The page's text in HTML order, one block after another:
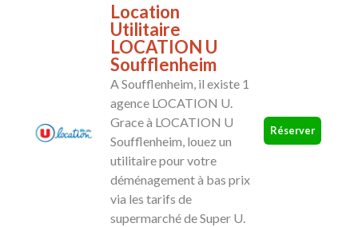
Location
Utilitaire
LOCATION U
Soufflenheim
A Soufflenheim, il existe 1
agence LOCATION U.
Grace à LOCATION U
Soufflenheim, louez un
utilitaire pour votre
déménagement à bas prix
via les tarifs de
supermarché de Super U.
Réserver